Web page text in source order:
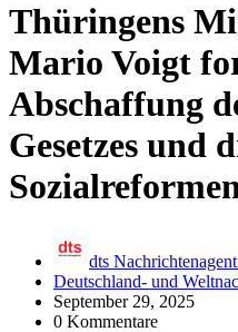
Thüringens
Mario Voigt
Abschaffung
Gesetzes und
dts
Deutschland- und
September 29, 2025
0 Kommentare